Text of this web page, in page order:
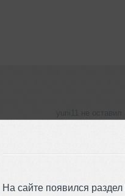
На сайте появился раздел